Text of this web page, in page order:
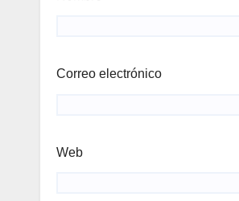
Correo electrónico
Web